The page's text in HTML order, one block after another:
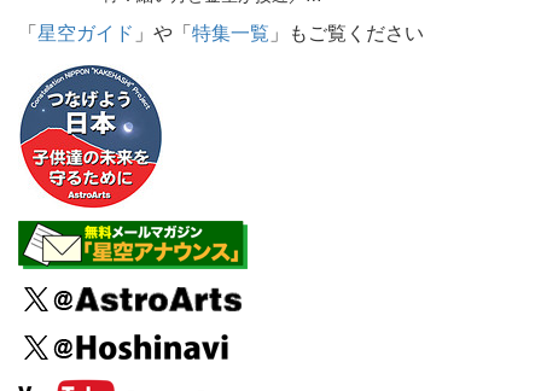
「星空ガイド 」や「特集一覧 」もご覧ください